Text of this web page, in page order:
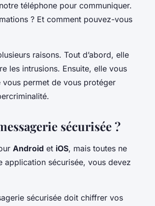
téléphone pour communiquer.
? Et comment pouvez-vous
raisons. Tout d’abord, elle
les intrusions. Ensuite, elle vous
permet de vous protéger
sécurisée ?
Android et iOS, mais toutes ne
application sécurisée, vous devez
sécurisée doit chiffrer vos